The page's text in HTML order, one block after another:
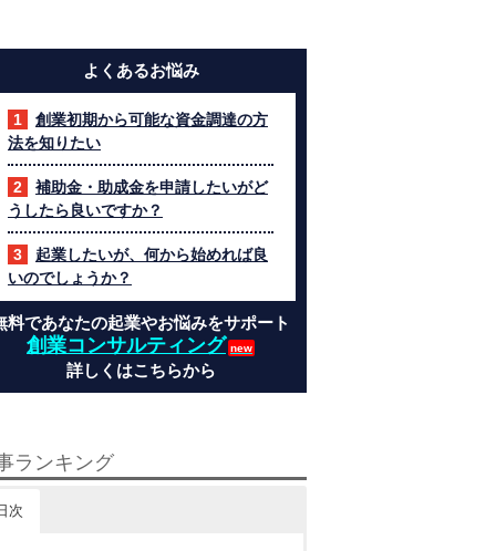
よくあるお悩み
創業初期から可能な資金調達の方
法を知りたい
補助金・助成金を申請したいがど
うしたら良いですか？
起業したいが、何から始めれば良
いのでしょうか？
料であなたの起業やお悩みをサポート
創業コンサルティング
詳しくはこちらから
ランキング
次